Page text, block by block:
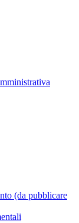
(da pubblicare